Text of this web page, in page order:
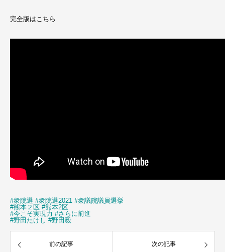
完全版はこちら
#衆院選 #衆院選2021 #衆議院議員選挙
#熊本２区 #熊本2区
#今こそ実現力 #さらに前進
#野田たけし #野田毅
前の記事 次の記事